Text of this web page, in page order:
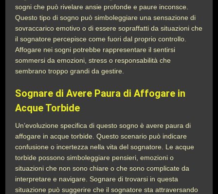
sogni che può rivelare ansie profonde e paure inconsce.
Questo tipo di sogno può simboleggiare una sensazione di
sovraccarico emotivo o di essere sopraffatti da situazioni che
il sognatore percepisce come fuori dal proprio controllo.
Affogare nei sogni potrebbe rappresentare il sentirsi
sommersi da emozioni, stress o responsabilità che
sembrano troppo grandi da gestire.
Sognare di Avere Paura di Affogare in
Acque Torbide
Un’evoluzione specifica di questo sogno è avere paura di
affogare in acque torbide. Questo scenario può indicare
confusione o incertezza nella vita del sognatore. Le acque
torbide possono simboleggiare pensieri, emozioni o
situazioni che non sono chiare o che sono complicate da
interpretare e navigare. Sognare di trovarsi in questa
situazione può suggerire che il sognatore sta attraversando